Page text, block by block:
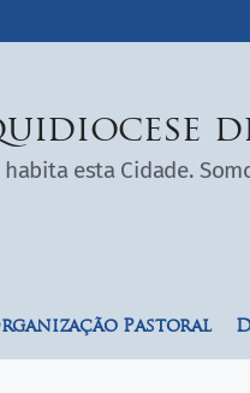
habita esta Cidade.
Pastoral